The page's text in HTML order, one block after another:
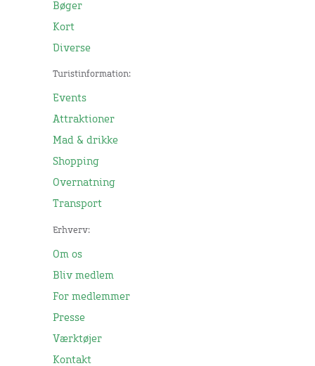
Bøger
Kort
Diverse
Turistinformation:
Events
Attraktioner
Mad & drikke
Shopping
Overnatning
Transport
Erhverv:
Om os
Bliv medlem
For medlemmer
Presse
Værktøjer
Kontakt